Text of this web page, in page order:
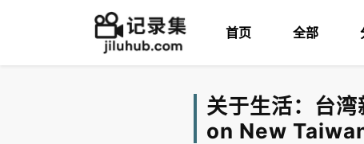
首页 全部
关于生活：台
on New